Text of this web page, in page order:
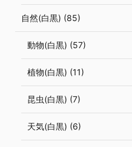
自然(白黒) (85)
動物(白黒) (57)
植物(白黒) (11)
昆虫(白黒) (7)
天気(白黒) (6)